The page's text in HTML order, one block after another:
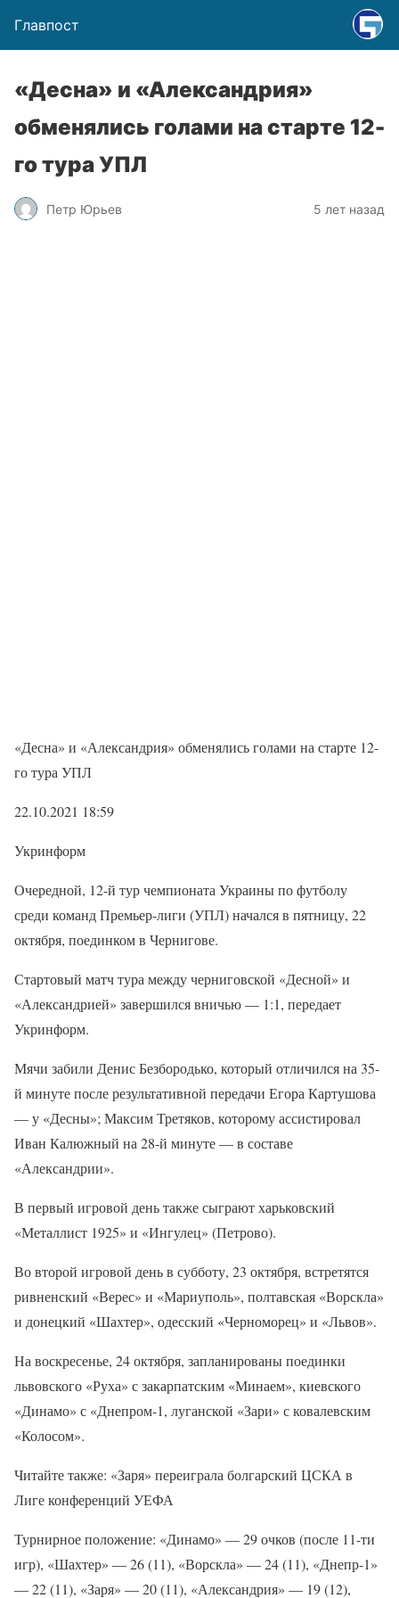
Главпост
«Десна» и «Александрия»
обменялись голами на старте 12-
го тура УПЛ
Петр Юрьев 5 лет назад
«Десна» и «Александрия» обменялись голами на старте 12-
го тура УПЛ
22.10.2021 18:59
Укринформ
Очередной, 12-й тур чемпионата Украины по футболу
среди команд Премьер-лиги (УПЛ) начался в пятницу, 22
октября, поединком в Чернигове.
Стартовый матч тура между черниговской «Десной» и
«Александрией» завершился вничью — 1:1, передает
Укринформ.
Мячи забили Денис Безбородько, который отличился на 35-
й минуте после результативной передачи Егора Картушова
— у «Десны»; Максим Третяков, которому ассистировал
Иван Калюжный на 28-й минуте — в составе
«Александрии».
В первый игровой день также сыграют харьковский
«Металлист 1925» и «Ингулец» (Петрово).
Во второй игровой день в субботу, 23 октября, встретятся
ривненский «Верес» и «Мариуполь», полтавская «Ворскла»
и донецкий «Шахтер», одесский «Черноморец» и «Львов».
На воскресенье, 24 октября, запланированы поединки
львовского «Руха» с закарпатским «Минаем», киевского
«Динамо» с «Днепром-1, луганской «Зари» с ковалевским
«Колосом».
Читайте также: «Заря» переиграла болгарский ЦСКА в
Лиге конференций УЕФА
Турнирное положение: «Динамо» — 29 очков (после 11-ти
игр), «Шахтер» — 26 (11), «Ворскла» — 24 (11), «Днепр-1»
— 22 (11), «Заря» — 20 (11), «Александрия» — 19 (12),